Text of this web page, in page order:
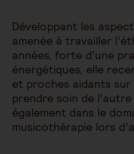
Développant les
amenée à travailler
années, forte d’une
énergétiques, elle
et proches aidants sur
prendre soin de
également dans le
musicothérapie lors